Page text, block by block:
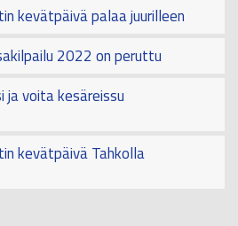
kevätpäivä palaa juurilleen
2022 on peruttu
ja voita kesäreissu
kevätpäivä Tahkolla